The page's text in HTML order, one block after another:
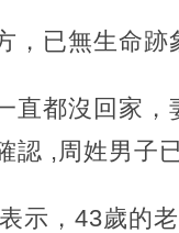
已無生命跡
直都沒回家
,周姓男子
示，43歲的